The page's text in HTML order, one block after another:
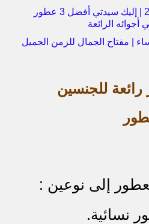
مع بدايات شتاء 2019-2020 | إليك سيدتي أفضل 3 عطور
الرائعة
5 عطور رائعة للجنسين
إلى نوعين :
نسائية.